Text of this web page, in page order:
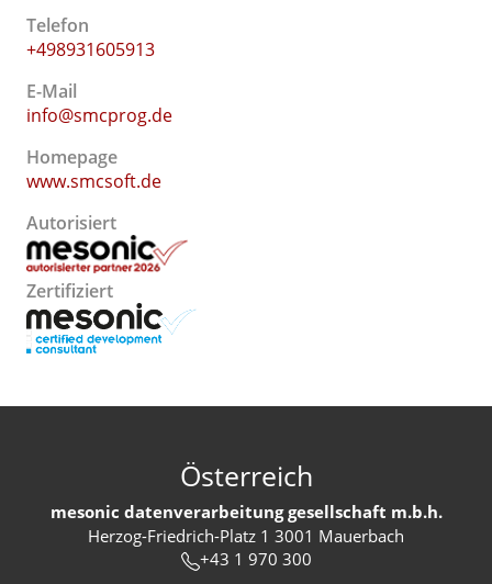
Telefon
+498931605913
E-Mail
info@smcprog.de
Homepage
www.smcsoft.de
Autorisiert
Zertifiziert
Österreich
mesonic datenverarbeitung gesellschaft m.b.h.
Herzog-Friedrich-Platz 1 3001 Mauerbach
+43 1 970 300